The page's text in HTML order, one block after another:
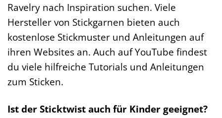
Ravelry nach Inspiration suchen. Viele
Hersteller von Stickgarnen bieten auch
kostenlose Stickmuster und Anleitungen auf
ihren Websites an. Auch auf YouTube findest
du viele hilfreiche Tutorials und Anleitungen
zum Sticken.
Ist der Sticktwist auch für Kinder geeignet?